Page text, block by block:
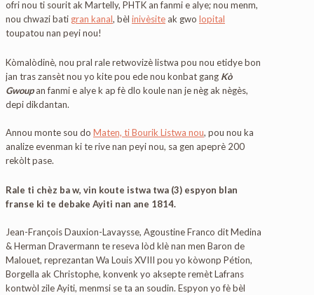
ofri nou ti sourit ak Martelly, PHTK an fanmi e alye; nou menm,
nou chwazi bati gran kanal, bèl inivèsiteak gwo lopital
toupatou nan peyi nou!
Kòmalòdinè, nou pral rale retwovizè listwa pou nou etidye bon
jan tras zansèt nou yo kite pou ede nou konbat gang Kò
Gwoupan fanmi e alye k ap fè dlo koule nan je nèg ak nègès,
depi dikdantan.
Annou monte sou do Maten, ti Bourik Listwa nou, pou nou ka
analize evenman ki te rive nan peyi nou, sa gen apeprè 200
rekòlt pase.
Rale ti chèz ba w, vin koute istwa twa (3) espyon blan
franse ki te debake Ayiti nan ane 1814.
Jean-François Dauxion-Lavaysse, Agoustine Franco dit Medina
& Herman Dravermann te reseva lòd klè nan men Baron de
Malouet, reprezantan Wa Louis XVIII pou yo kòwonp Pétion,
Borgella ak Christophe, konvenk yo aksepte remèt Lafrans
kontwòl zile Ayiti, menmsi se ta an soudin. Espyon yo fè bèl